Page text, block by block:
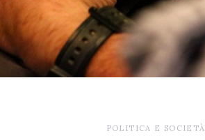
POLITICA E SOCIETÀ